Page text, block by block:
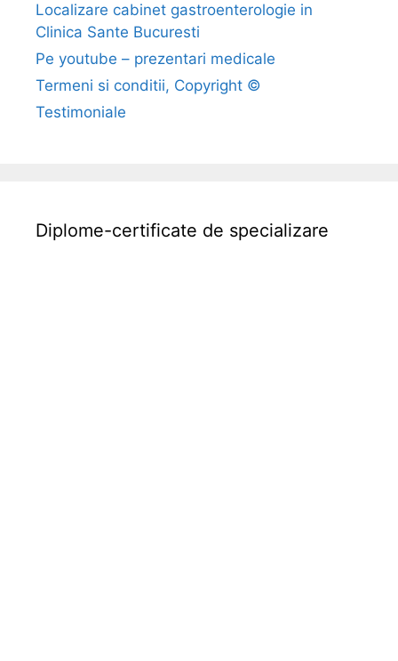
Localizare cabinet gastroenterologie in
Clinica Sante Bucuresti
Pe youtube – prezentari medicale
Termeni si conditii, Copyright ©
Testimoniale
Diplome-certificate de specializare